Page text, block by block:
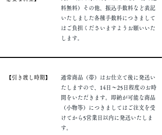
料無料）その他、振込手数料など表記
いたしました各種手数料につきまして
はご負担くださいますようお願いいた
します。
​【引き渡し時期】
通常商品（帯）はお仕立て後に発送い
たしますので、14日～25日程度のお時
間をいただきます。即納が可能な商品
（小物等）につきましてはご注文を受
けてから5営業日以内に発送いたしま
す。